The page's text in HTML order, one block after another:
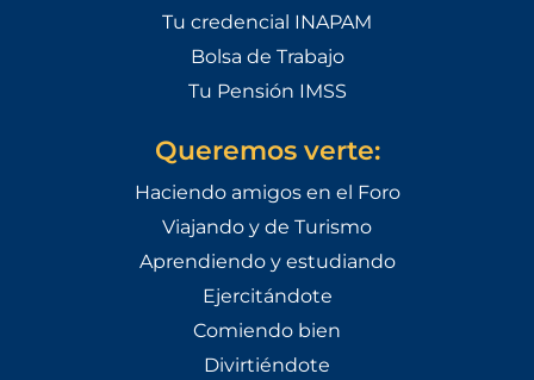
Tu credencial INAPAM
Bolsa de Trabajo
Tu Pensión IMSS
Queremos verte:
Haciendo amigos en el Foro
Viajando y de Turismo
Aprendiendo y estudiando
Ejercitándote
Comiendo bien
Divirtiéndote